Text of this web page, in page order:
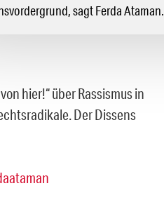
sagt Ferda Ataman.
hier!“ über Rassismus in
Der Dissens